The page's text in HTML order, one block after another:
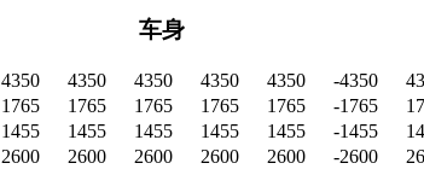
车身
4350 4350 4350 4350 4350 -4350
1765 1765 1765 1765 1765 -1765
1455 1455 1455 1455 1455 -1455
2600 2600 2600 2600 2600 -2600